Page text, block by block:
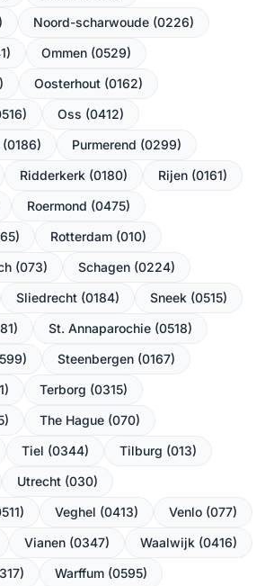
Noord-scharwoude (0226)
Ommen (0529)
Oosterhout (0162)
Oss (0412)
Purmerend (0299)
Ridderkerk (0180)
Rijen (0161)
Roermond (0475)
Rotterdam (010)
(073)
Schagen (0224)
Sliedrecht (0184)
Sneek (0515)
St. Annaparochie (0518)
Steenbergen (0167)
Terborg (0315)
The Hague (070)
Tiel (0344)
Tilburg (013)
Utrecht (030)
Veghel (0413)
Venlo (077)
Vianen (0347)
Waalwijk (0416)
Warffum (0595)